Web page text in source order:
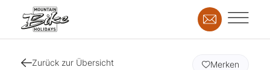
Zurück zur Übersicht Merken